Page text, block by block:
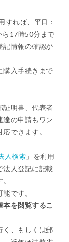
すれば、平日：
17時50分まで
記情報の確認が
購入手続きまで
証明書、代表者
達の申請もワン
できます。
人検索 」を利用
法人登記に記載
です。
を閲覧するこ
く、もしくは郵